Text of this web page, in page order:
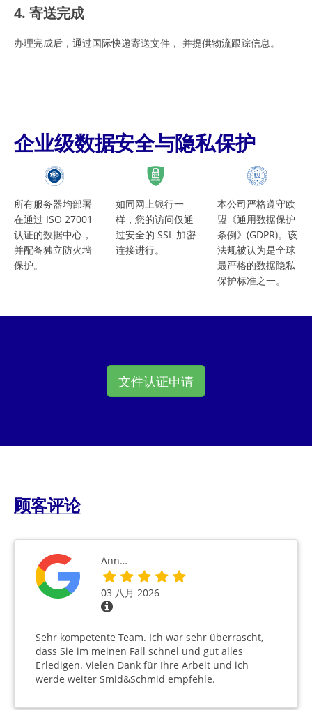
4. 寄送完成
办理完成后，通过国际快递寄送文件， 并提供物流跟踪信息。
企业级数据安全与隐私保护
所有服务器均部署
在通过 ISO 27001
认证的数据中心，
并配备独立防火墙
保护。
如同网上银行一
样，您的访问仅通
过安全的 SSL 加密
连接进行。
本公司严格遵守欧
盟《通用数据保护
条例》(GDPR)。该
法规被认为是全球
最严格的数据隐私
保护标准之一。
文件认证申请
顾客评论
Ann…
03 八月 2026
Sehr kompetente Team. Ich war sehr überrascht,
dass Sie im meinen Fall schnel und gut alles
Erledigen. Vielen Dank für Ihre Arbeit und ich
werde weiter Smid&Schmid empfehle.